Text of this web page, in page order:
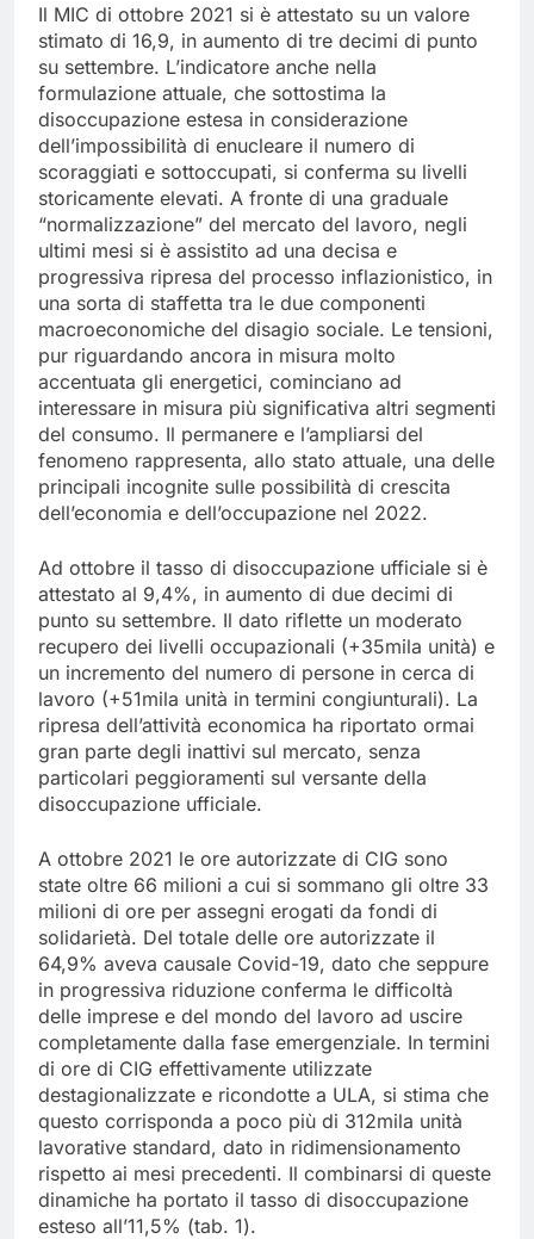
Il MIC di ottobre 2021 si è attestato su un valore
stimato di 16,9, in aumento di tre decimi di punto
su settembre. L’indicatore anche nella
formulazione attuale, che sottostima la
disoccupazione estesa in considerazione
dell’impossibilità di enucleare il numero di
scoraggiati e sottoccupati, si conferma su livelli
storicamente elevati. A fronte di una graduale
“normalizzazione” del mercato del lavoro, negli
ultimi mesi si è assistito ad una decisa e
progressiva ripresa del processo inflazionistico, in
una sorta di staffetta tra le due componenti
macroeconomiche del disagio sociale. Le tensioni,
pur riguardando ancora in misura molto
accentuata gli energetici, cominciano ad
interessare in misura più significativa altri segmenti
del consumo. Il permanere e l’ampliarsi del
fenomeno rappresenta, allo stato attuale, una delle
principali incognite sulle possibilità di crescita
dell’economia e dell’occupazione nel 2022.
Ad ottobre il tasso di disoccupazione ufficiale si è
attestato al 9,4%, in aumento di due decimi di
punto su settembre. Il dato riflette un moderato
recupero dei livelli occupazionali (+35mila unità) e
un incremento del numero di persone in cerca di
lavoro (+51mila unità in termini congiunturali). La
ripresa dell’attività economica ha riportato ormai
gran parte degli inattivi sul mercato, senza
particolari peggioramenti sul versante della
disoccupazione ufficiale.
A ottobre 2021 le ore autorizzate di CIG sono
state oltre 66 milioni a cui si sommano gli oltre 33
milioni di ore per assegni erogati da fondi di
solidarietà. Del totale delle ore autorizzate il
64,9% aveva causale Covid-19, dato che seppure
in progressiva riduzione conferma le difficoltà
delle imprese e del mondo del lavoro ad uscire
completamente dalla fase emergenziale. In termini
di ore di CIG effettivamente utilizzate
destagionalizzate e ricondotte a ULA, si stima che
questo corrisponda a poco più di 312mila unità
lavorative standard, dato in ridimensionamento
rispetto ai mesi precedenti. Il combinarsi di queste
dinamiche ha portato il tasso di disoccupazione
esteso all’11,5% (tab. 1).